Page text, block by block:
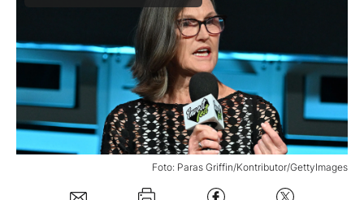
Mein Konto
Folgen Sie uns
Kontakt
Foto: Paras Griffin/Kontributor/GettyImages